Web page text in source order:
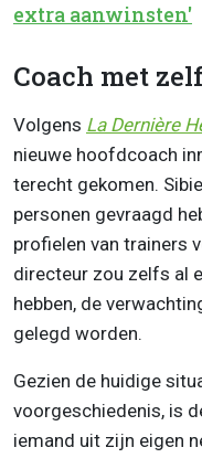
extra aanwinsten'
Coach met
Volgens La Dernière
nieuwe hoofdcoach
terecht gekomen.
personen gevraagd
profielen van trainers
directeur zou zelfs al
hebben, de
gelegd worden.
Gezien de huidige
voorgeschiedenis, is
iemand uit zijn eigen